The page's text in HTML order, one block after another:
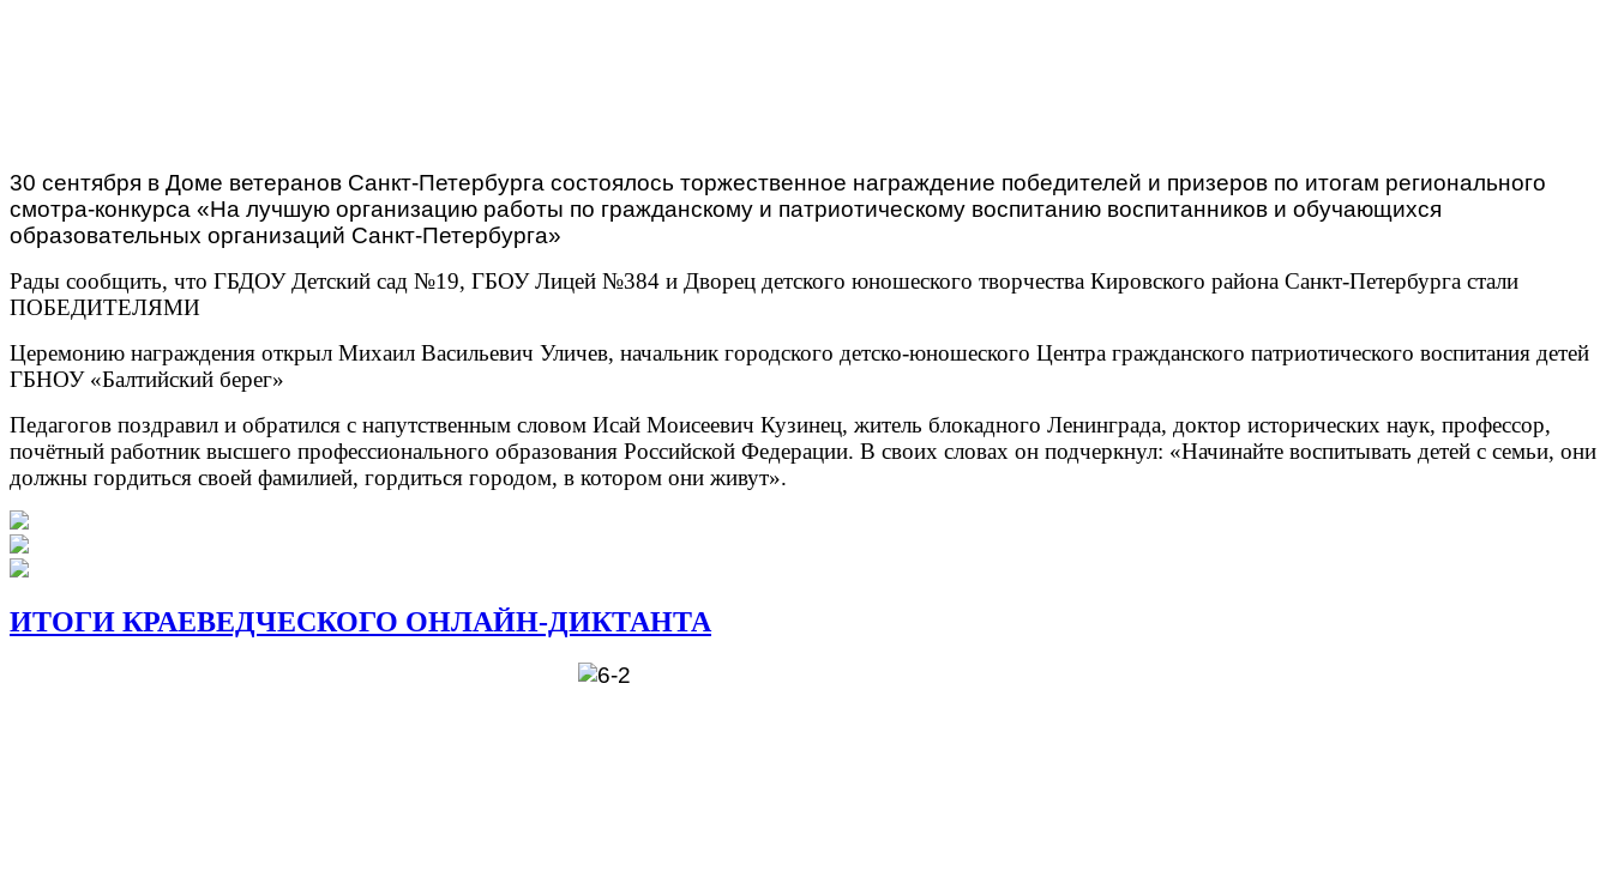
30 сентября в Доме ветеранов Санкт-Петербурга состоялось торжественное награждение победителей и призеров по итогам регионального
смотра‑конкурса «На лучшую организацию работы по гражданскому и патриотическому воспитанию воспитанников и обучающихся
образовательных организаций Санкт-Петербурга»
Рады сообщить, что ГБДОУ Детский сад №19, ГБОУ Лицей №384 и Дворец детского юношеского творчества Кировского района Санкт-Петербурга стали
ПОБЕДИТЕЛЯМИ
Церемонию награждения открыл Михаил Васильевич Уличев, начальник городского детско-юношеского Центра гражданского патриотического воспитания детей
ГБНОУ «Балтийский берег»
Педагогов поздравил и обратился с напутственным словом Исай Моисеевич Кузинец, житель блокадного Ленинграда, доктор исторических наук, профессор,
почётный работник высшего профессионального образования Российской Федерации. В своих словах он подчеркнул: «Начинайте воспитывать детей с семьи, они
должны гордиться своей фамилией, гордиться городом, в котором они живут».
ИТОГИ КРАЕВЕДЧЕСКОГО ОНЛАЙН-ДИКТАНТА